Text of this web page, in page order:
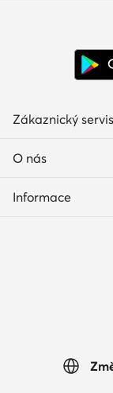
Zákaznický servis
O nás
Informace